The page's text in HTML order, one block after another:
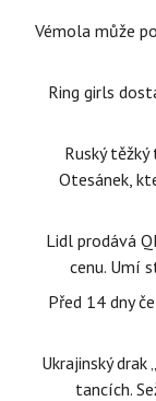
Vémola může
Ring girls
Ruský
Otesánek,
Lidl prodává
cenu. Umí
Před 14 dny
Ukrajinský drak
tancích.